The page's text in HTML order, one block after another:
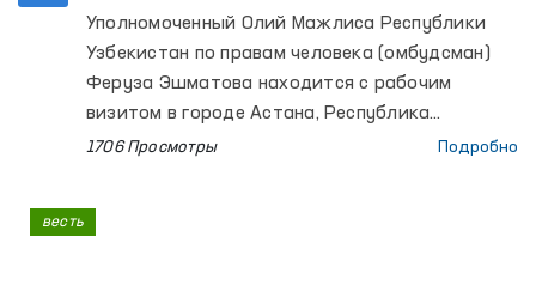
человека в системе правосудия
Уполномоченный Олий Мажлиса Республики
Узбекистан по правам человека (омбудсман)
Феруза Эшматова находится с рабочим
визитом в городе Астана, Республика
Казахстан.
1706 Просмотры Подробно
весть